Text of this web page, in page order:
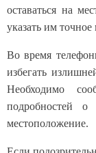
оставаться на
указать им
Во время
избегать
Необходимо
подробностей
местоположение.